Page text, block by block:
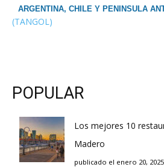
ARGENTINA, CHILE Y PENINSULA
(TANGOL)
POPULAR
Los mejores 10
Madero
publicado el enero 20, 2025